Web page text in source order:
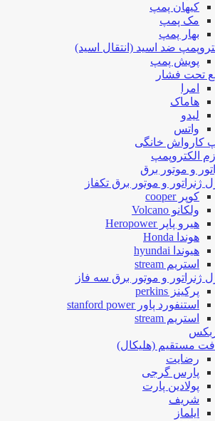
کیهان پمپ
مک پمپ
بهار پمپ
ضد اسید (انتقال اسید)
پویش پمپ
تحت فشار
امرا
هاماک
لیدو
واتس
کارواش خانگی
الکتروپمپ
و موتور برق
ژنراتور و موتور برق تکفاز
کوپر cooper
ولکانو Volcano
هیرو پاپر Heropower
هوندا Honda
هیوندا hyundai
استریم stream
ژنراتور و موتور برق سه فاز
پرکینز perkins
استنفورد پاور stanford power
استریم stream
مستقیم (هلیکال)
رضایت
پارس گرجی
پولادین پارت
شریف
ایلماز